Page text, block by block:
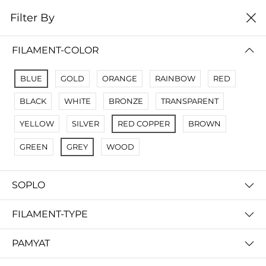
0
No Results
Not Found Filters1
Not Found Filters2
Filter By
FILAMENT-COLOR
BLUE GOLD ORANGE RAINBOW RED
BLACK WHITE BRONZE TRANSPARENT
YELLOW SILVER RED COPPER BROWN
GREEN GREY WOOD
SOPLO
FILAMENT-TYPE
PAMYAT